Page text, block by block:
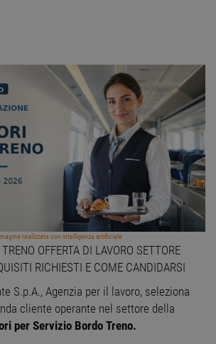
realizzata con intelligenza artificiale
OFFERTA DI LAVORO SETTORE
RICHIESTI E COME CANDIDARSI
S.p.A., Agenzia per il lavoro, seleziona
cliente operante nel settore della
per Servizio Bordo Treno.